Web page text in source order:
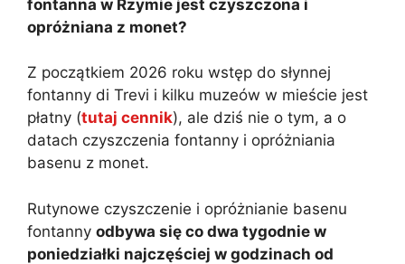
fontanna w Rzymie jest czyszczona i
opróżniana z monet?
Z początkiem 2026 roku wstęp do słynnej
fontanny di Trevi i kilku muzeów w mieście jest
płatny (tutaj cennik), ale dziś nie o tym, a o
datach czyszczenia fontanny i opróżniania
basenu z monet.
Rutynowe czyszczenie i opróżnianie basenu
fontanny odbywa się co dwa tygodnie w
poniedziałki najczęściej w godzinach od